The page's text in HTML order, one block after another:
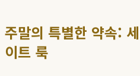
주말의 특별한 약속:
이트 룩